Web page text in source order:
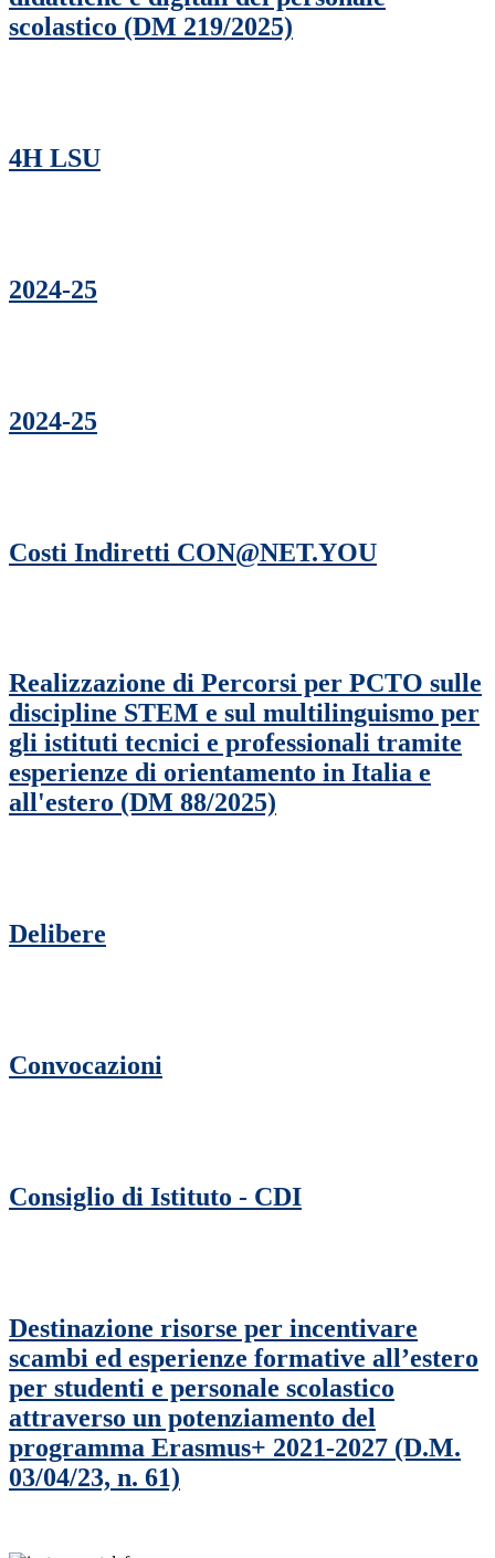
scolastico (DM 219/2025)
4H LSU
2024-25
2024-25
Costi Indiretti CON@NET.YOU
Realizzazione di Percorsi per PCTO sulle
discipline STEM e sul multilinguismo per
gli istituti tecnici e professionali tramite
esperienze di orientamento in Italia e
all'estero (DM 88/2025)
Delibere
Convocazioni
Consiglio di Istituto - CDI
Destinazione risorse per incentivare
scambi ed esperienze formative all’estero
per studenti e personale scolastico
attraverso un potenziamento del
programma Erasmus+ 2021-2027 (D.M.
03/04/23, n. 61)